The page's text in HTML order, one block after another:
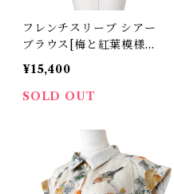
フレンチスリーブ シアー
ブラウス[梅と紅葉模様ベ
ビーピンク羽裏]
¥15,400
SOLD OUT